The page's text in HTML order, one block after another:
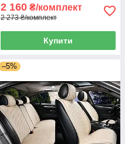
2 160 ₴/комплект
2 273 ₴/комплект
Купити
–5%